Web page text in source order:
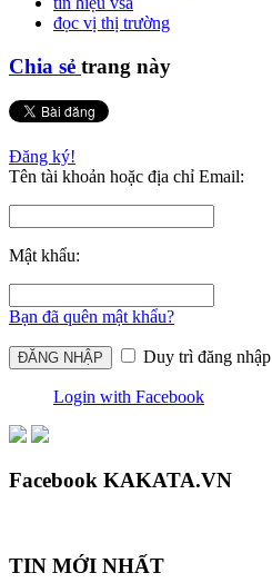
đọc vị thị trường
Chia sẻ trang này
Đăng ký!
Tên tài khoản hoặc địa chỉ Email:
Mật khẩu:
Bạn đã quên mật khẩu?
Duy trì đăng nhập
Login with Facebook
Facebook KAKATA.VN
TIN MỚI NHẤT